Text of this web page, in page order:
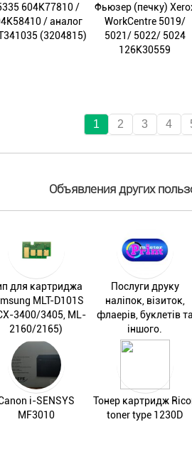
604K77810 /
/ аналог
(3204815)
Фьюзер (печку)
WorkCentre 5019/
5021/ 5022/ 5024
126K30559
1 2 3 4
Объявления других
для картриджа
MLT-D101S
3400/3405, ML-
2160/2165)
Послуги друку
наліпок, візиток,
флаерів, буклетів та
іншого.
i-SENSYS
MF3010
Тонер картридж
toner type 1230D